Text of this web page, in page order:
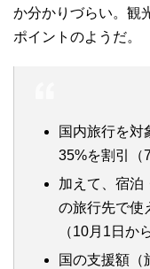
か分かりづらい。観
ポイントのようだ。
国内旅行を対
35%を割引（
加えて、宿泊
の旅行先で使
（10月1日か
国の支援額（